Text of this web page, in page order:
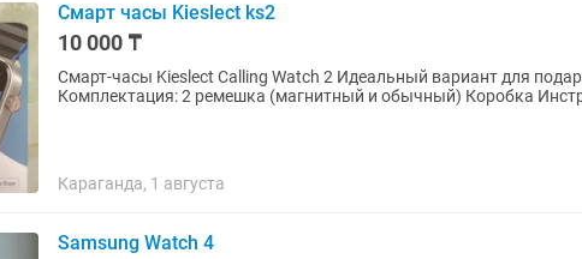
Смарт часы Kieslect ks2
10 000 ₸
Смарт-часы Kieslect Calling Watch 2 Идеальный вариант для подарка Состояние
Комплектация: 2 ремешка (магнитный и обычный) Коробка
Караганда, 1 августа
Samsung Watch 4